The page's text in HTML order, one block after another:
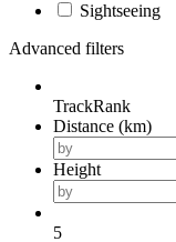
Sightseeing
Advanced filters
TrackRank
Distance (km)
Height
5